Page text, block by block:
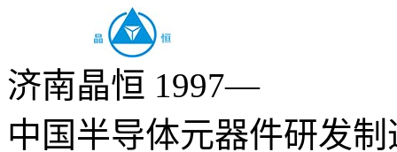
济南晶恒 1997—
中国半导体元器件研发